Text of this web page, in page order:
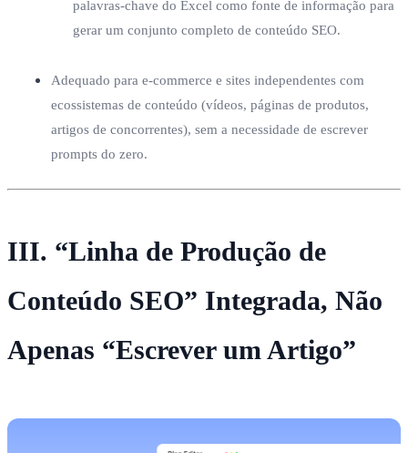
palavras-chave do Excel como fonte de informação para
gerar um conjunto completo de conteúdo SEO.
Adequado para e-commerce e sites independentes com
ecossistemas de conteúdo (vídeos, páginas de produtos,
artigos de concorrentes), sem a necessidade de escrever
prompts do zero.
III. “Linha de Produção de
Conteúdo SEO” Integrada, Não
Apenas “Escrever um Artigo”